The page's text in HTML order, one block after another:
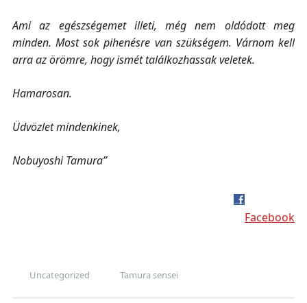
Ami az egészségemet illeti, még nem oldódott meg
minden. Most sok pihenésre van szükségem. Várnom kell
arra az örömre, hogy ismét találkozhassak veletek.
Hamarosan.
Üdvözlet mindenkinek,
Nobuyoshi Tamura”
Facebook
Uncategorized Tamura sensei